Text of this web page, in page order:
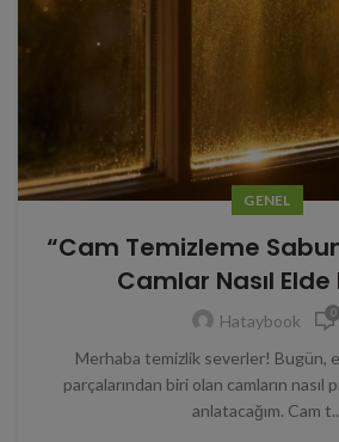
GENEL
“Cam Temizleme
Camlar Nasıl Elde
Hataybook 0
Merhaba temizlik severler! Bugün,
parçalarından biri olan camların nasıl
anlatacağım. Cam